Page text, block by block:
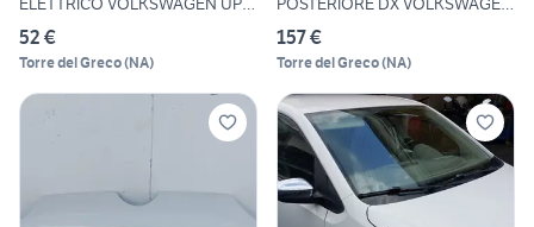
(12)
52 €
Torre del Greco(NA)
UP! (12)
157 €
Torre del Greco(NA)